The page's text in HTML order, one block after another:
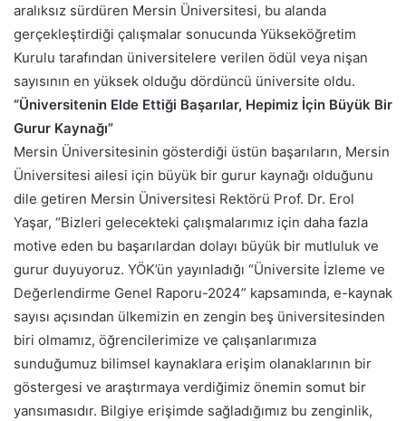
aralıksız sürdüren Mersin Üniversitesi, bu alanda
gerçekleştirdiği çalışmalar sonucunda Yükseköğretim
Kurulu tarafından üniversitelere verilen ödül veya nişan
sayısının en yüksek olduğu dördüncü üniversite oldu.
“Üniversitenin Elde Ettiği Başarılar, Hepimiz İçin Büyük Bir
Gurur Kaynağı”
Mersin Üniversitesinin gösterdiği üstün başarıların, Mersin
Üniversitesi ailesi için büyük bir gurur kaynağı olduğunu
dile getiren Mersin Üniversitesi Rektörü Prof. Dr. Erol
Yaşar, “Bizleri gelecekteki çalışmalarımız için daha fazla
motive eden bu başarılardan dolayı büyük bir mutluluk ve
gurur duyuyoruz. YÖK’ün yayınladığı “Üniversite İzleme ve
Değerlendirme Genel Raporu-2024” kapsamında, e-kaynak
sayısı açısından ülkemizin en zengin beş üniversitesinden
biri olmamız, öğrencilerimize ve çalışanlarımıza
sunduğumuz bilimsel kaynaklara erişim olanaklarının bir
göstergesi ve araştırmaya verdiğimiz önemin somut bir
yansımasıdır. Bilgiye erişimde sağladığımız bu zenginlik,